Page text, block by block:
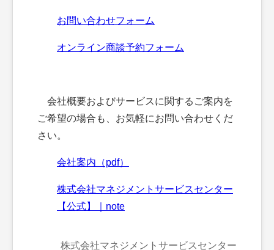
お問い合わせフォーム
オンライン商談予約フォーム
会社概要およびサービスに関するご案内を
ご希望の場合も、お気軽にお問い合わせくだ
さい。
会社案内（pdf）
株式会社マネジメントサービスセンター
【公式】｜note
株式会社マネジメントサービスセンター